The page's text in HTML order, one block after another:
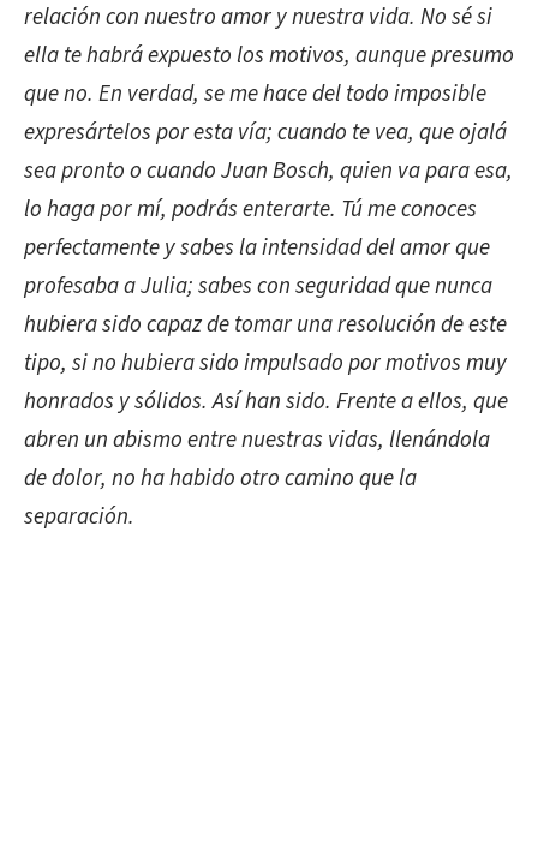
relación con nuestro amor y nuestra vida. No sé si
ella te habrá expuesto los motivos, aunque presumo
que no. En verdad, se me hace del todo imposible
expresártelos por esta vía; cuando te vea, que ojalá
sea pronto o cuando Juan Bosch, quien va para esa,
lo haga por mí, podrás enterarte. Tú me conoces
perfectamente y sabes la intensidad del amor que
profesaba a Julia; sabes con seguridad que nunca
hubiera sido capaz de tomar una resolución de este
tipo, si no hubiera sido impulsado por motivos muy
honrados y sólidos. Así han sido. Frente a ellos, que
abren un abismo entre nuestras vidas, llenándola
de dolor, no ha habido otro camino que la
separación.